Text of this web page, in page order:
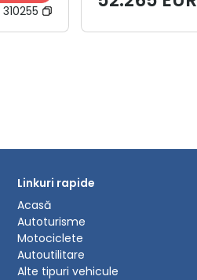
310255
Linkuri rapide
Acasă
Autoturisme
Motociclete
Autoutilitare
Alte tipuri vehicule